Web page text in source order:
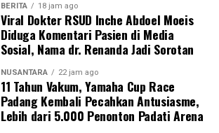
BERITA 18 jam ago
Viral Dokter RSUD Inche Abdoel Moeis
Diduga Komentari Pasien di Media
Sosial, Nama dr. Renanda Jadi Sorotan
NUSANTARA 22 jam ago
11 Tahun Vakum, Yamaha Cup Race
Padang Kembali Pecahkan Antusiasme,
Lebih dari 5.000 Penonton Padati Arena